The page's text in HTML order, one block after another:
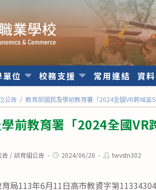
位 校務支援 常用連結 資
公告 / 教育部國民及學前教育署「2024全國VR跨域盃
前教育署「2024全國VR
告 / 訓育組公告
Post2024/06/20
Posttwvstn302
局113年6月11日高市教資字第